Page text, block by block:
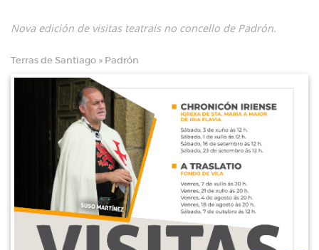
Nova edición de visitas teatrais no concello de Padrón.
Terras de Santiago » Padrón